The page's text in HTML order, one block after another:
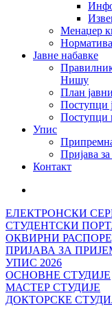
Менаџер
Норматива
Јавне набавке
Нишу
План
Поступци
Поступци
Упис
Пријава
Контакт
ЕЛЕКТРОНСКИ
СТУДЕНТСКИ
ОКВИРНИ
ПРИЈАВА ЗА
УПИС 2026
ОСНОВНЕ СТУДИЈЕ
МАСТЕР СТУДИЈЕ
ДОКТОРСКЕ